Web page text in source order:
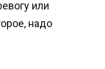
или
надо